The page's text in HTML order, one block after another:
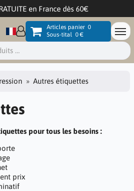
en France dès 60€
Articles panier 0
Sous-tital 0 €
Autres étiquettes
pour tous les besoins :
prix